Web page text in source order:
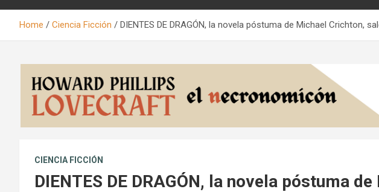
Home Ciencia Ficción DIENTES DE DRAGÓN, la novela póstuma de Michael Crichton,
CIENCIA FICCIÓN
DIENTES DE DRAGÓN, la novela póstuma